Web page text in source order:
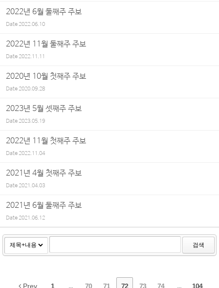
2022년 6월 둘째주 주보
Date2022.06.10
2022년 11월 둘째주 주보
Date2022.11.11
2020년 10월 첫째주 주보
Date2020.09.28
2023년 5월 셋째주 주보
Date2023.05.19
2022년 11월 첫째주 주보
Date2022.11.04
2021년 4월 첫째주 주보
Date2021.04.03
2021년 6월 둘째주 주보
Date2021.06.12
검색
Prev 1 ... 70 71 72 73 74 ... 104